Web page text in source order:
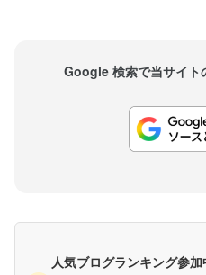
Google 検索で当サイト
人気ブログランキング参加